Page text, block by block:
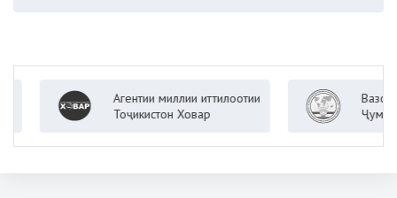
Агентии миллии иттилоотии
Тоҷикистон Ховар
Вазорати
Ҷумҳурии